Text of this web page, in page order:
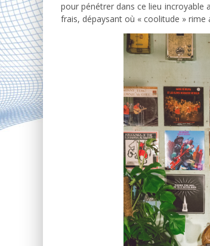
pour pénétrer dans ce lieu incroyable
frais, dépaysant où « coolitude » rime